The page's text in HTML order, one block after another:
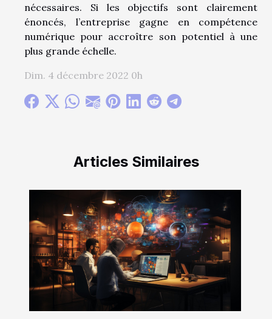
Articles Similaires
nécessaires. Si les objectifs sont clairement
énoncés, l’entreprise gagne en compétence
numérique pour accroître son potentiel à une
plus grande échelle.
Dim. 4 décembre 2022 0h